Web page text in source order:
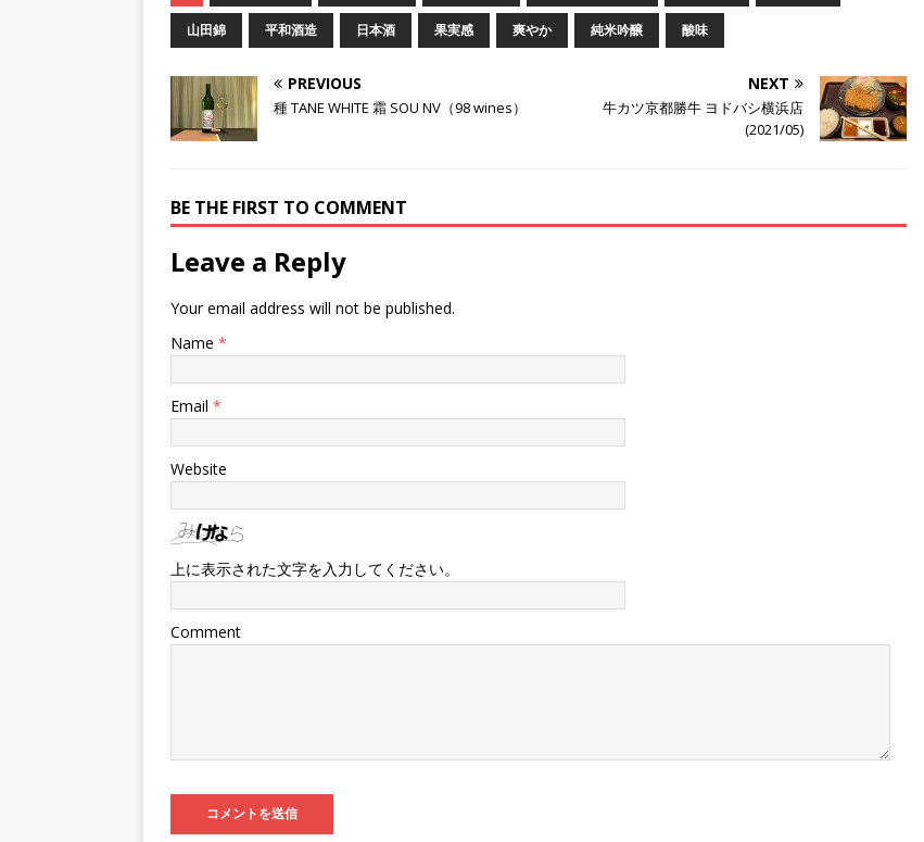
山田錦 平和酒造 日本酒 果実感 爽やか 純米吟醸 酸味
PREVIOUS
種 TANE WHITE 霜 SOU NV（98 wines）
NEXT
牛カツ京都勝牛 ヨドバシ横浜店
(2021/05)
BE THE FIRST TO COMMENT
Leave a Reply
Your email address will not be published.
Name *
Email *
Website
上に表示された文字を入力してください。
Comment